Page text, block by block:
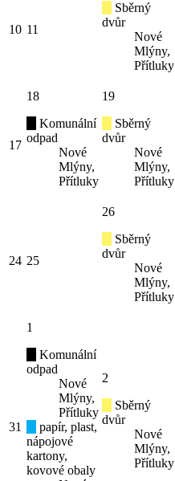
10 11
Sběrný
dvůr
Nové
Mlýny,
Přítluky
17
18
Komunální
odpad
Nové
Mlýny,
Přítluky
19
Sběrný
dvůr
Nové
Mlýny,
Přítluky
24 25
26
Sběrný
dvůr
Nové
Mlýny,
Přítluky
31
1
Komunální
odpad
Nové
Mlýny,
Přítluky
papír, plast,
nápojové
kartony,
kovové obaly
2
Sběrný
dvůr
Nové
Mlýny,
Přítluky